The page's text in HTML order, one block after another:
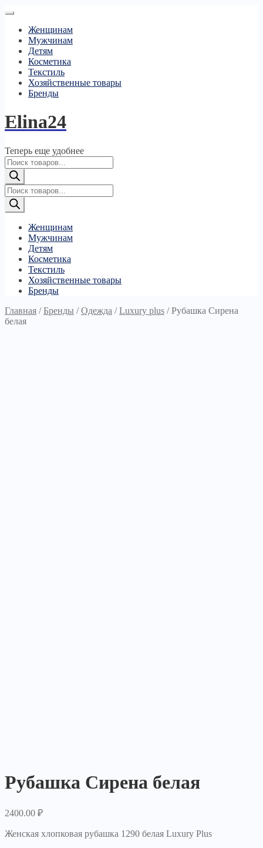
Женщинам
Мужчинам
Детям
Косметика
Текстиль
Хозяйственные товары
Бренды
Elina24
Теперь еще удобнее
Поиск
товаров
Поиск
товаров
Женщинам
Мужчинам
Детям
Косметика
Текстиль
Хозяйственные товары
Бренды
Главная /Бренды /Одежда /Luxury plus /Рубашка Сирена
белая
Рубашка Сирена белая
2400.00 ₽
Женская хлопковая рубашка 1290 белая Luxury Plus